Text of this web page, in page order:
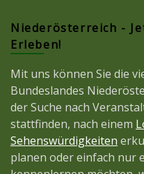
Niederösterreich -
Erleben!
Mit uns können Sie die
Bundeslandes
der Suche nach
stattfinden, nach einem
Sehenswürdigkeiten
planen oder einfach nur